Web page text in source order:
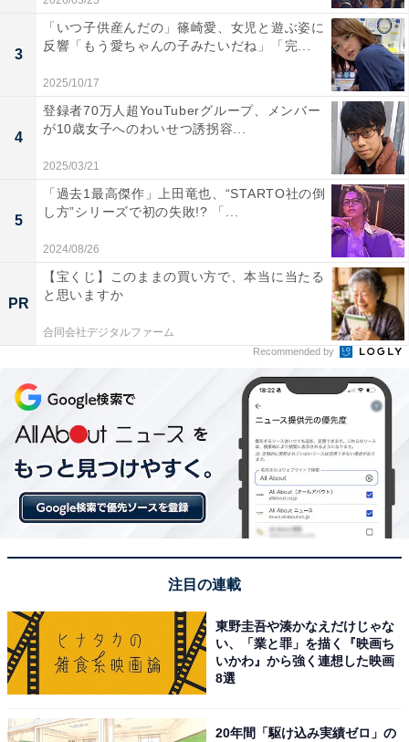
3
「いつ子供産んだの」篠崎愛、女児と遊ぶ姿に
反響「もう愛ちゃんの子みたいだね」「完...
2025/10/17
4
登録者70万人超YouTuberグループ、メンバー
が10歳女子へのわいせつ誘拐容...
2025/03/21
5
「過去1最高傑作」上田竜也、“STARTO社の倒
し方”シリーズで初の失敗!? 「...
2024/08/26
PR
【宝くじ】このままの買い方で、本当に当たる
と思いますか
合同会社デジタルファーム
Recommended by
注目の連載
東野圭吾や湊かなえだけじゃな
い、「業と罪」を描く『映画ち
いかわ』から強く連想した映画
8選
20年間「駆け込み実績ゼロ」の